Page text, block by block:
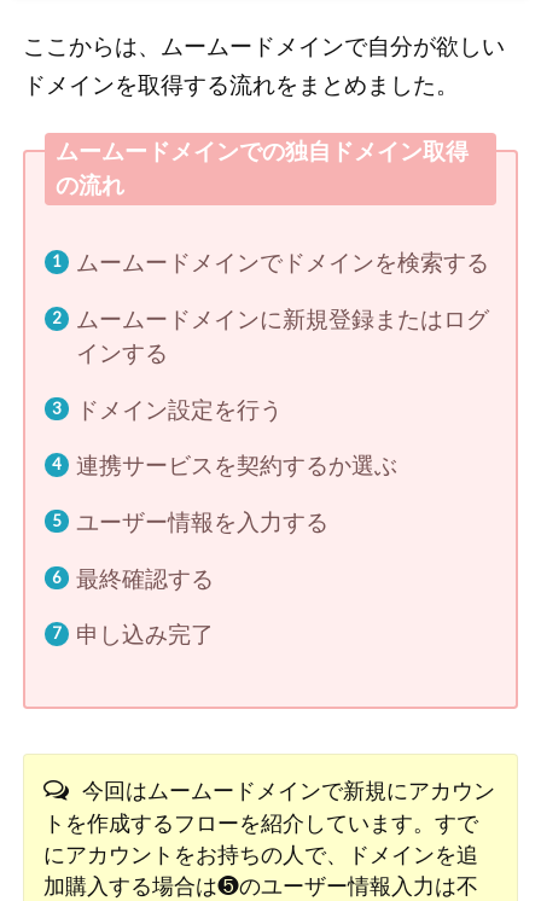
ここからは、ムームードメインで自分が欲しい
ドメインを取得する流れをまとめました。
ムームードメインでの独自ドメイン取得
の流れ
ムームードメインでドメインを検索する
ムームードメインに新規登録またはログ
インする
ドメイン設定を行う
連携サービスを契約するか選ぶ
ユーザー情報を入力する
最終確認する
申し込み完了
今回はムームードメインで新規にアカウン
トを作成するフローを紹介しています。すで
にアカウントをお持ちの人で、ドメインを追
加購入する場合は❺のユーザー情報入力は不